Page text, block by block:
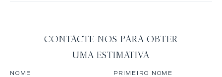
CONTACTE-NOS PARA OBTER
UMA ESTIMATIVA
NOME PRIMEIRO NOME